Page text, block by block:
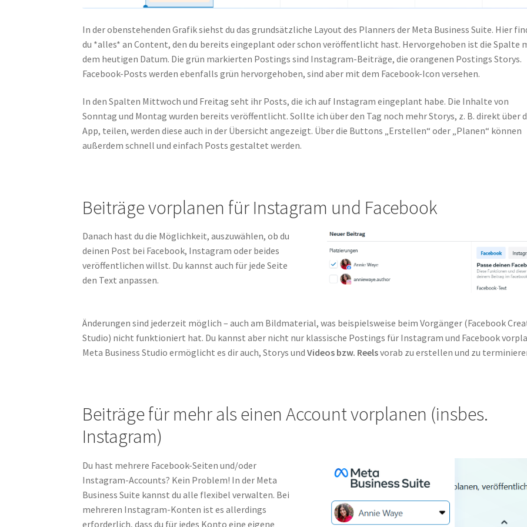
In der obenstehenden Grafik siehst du das grundsätzliche Layout des Planners der Meta Business Suite. Hier
du *alles* an Content, den du bereits eingeplant oder schon veröffentlicht hast. Hervorgehoben ist die Spalte
dem heutigen Datum. Die grün markierten Postings sind Instagram-Beiträge, die orangenen Postings Storys.
Facebook-Posts werden ebenfalls grün hervorgehoben, sind aber mit dem Facebook-Icon versehen.
In den Spalten Mittwoch und Freitag seht ihr Posts, die ich auf Instagram eingeplant habe. Die Inhalte von
Sonntag und Montag wurden bereits veröffentlicht. Sollte ich über den Tag noch mehr Storys, z. B. direkt über
App, teilen, werden diese auch in der Übersicht angezeigt. Über die Buttons „Erstellen“ oder „Planen“ können
außerdem schnell und einfach Posts gestaltet werden.
Beiträge vorplanen für Instagram und Facebook
Danach hast du die Möglichkeit, auszuwählen, ob du
deinen Post bei Facebook, Instagram oder beides
veröffentlichen willst. Du kannst auch für jede Seite
den Text anpassen.
Änderungen sind jederzeit möglich – auch am Bildmaterial, was beispielsweise beim Vorgänger (Facebook
Studio) nicht funktioniert hat. Du kannst aber nicht nur klassische Postings für Instagram und Facebook
Meta Business Studio ermöglicht es dir auch, Storys undVideos bzw. Reelsvorab zu erstellen und zu
Beiträge für mehr als einen Account vorplanen (insbes.
Instagram)
Du hast mehrere Facebook-Seiten und/oder
Instagram-Accounts? Kein Problem! In der Meta
Business Suite kannst du alle flexibel verwalten. Bei
mehreren Instagram-Konten ist es allerdings
erforderlich, dass du für jedes Konto eine eigene